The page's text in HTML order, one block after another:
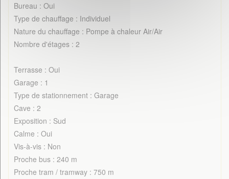
Bureau : Oui
Type de chauffage : Individuel
Nature du chauffage : Pompe à chaleur Air/Air
Nombre d'étages : 2
Terrasse : Oui
Garage : 1
Type de stationnement : Garage
Cave : 2
Exposition : Sud
Calme : Oui
Vis-à-vis : Non
Proche bus : 240 m
Proche tram / tramway : 750 m